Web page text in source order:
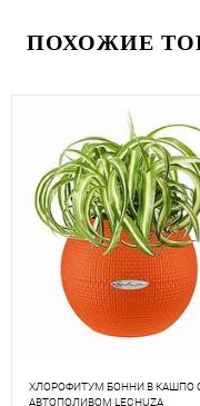
ПОХОЖИЕ
ХЛОРОФИТУМ БОННИ В КАШПО
АВТОПОЛИВОМ LECHUZA